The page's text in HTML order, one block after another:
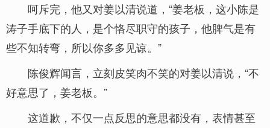
呵斥完，他又对姜以清说道，“姜老板，这小陈是
涛子手底下的人，是个恪尽职守的孩子，他脾气是有
些不知转弯，所以你多多见谅。”
陈俊辉闻言，立刻皮笑肉不笑的对姜以清说，“不
好意思了，姜老板。”
这道歉，不仅一点反思的意思都没有，表情甚至